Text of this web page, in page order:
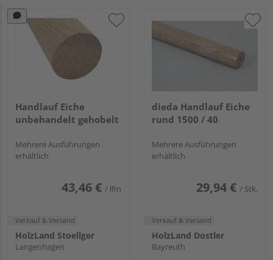
Handlauf Eiche
unbehandelt gehobelt
Mehrere Ausführungen
erhältlich
43,46 € / lfm
Verkauf & Versand
HolzLand Stoellger
Langenhagen
dieda Handlauf Eiche
rund 1500 / 40
Mehrere Ausführungen
erhältlich
29,94 € / Stk.
Verkauf & Versand
HolzLand Dostler
Bayreuth